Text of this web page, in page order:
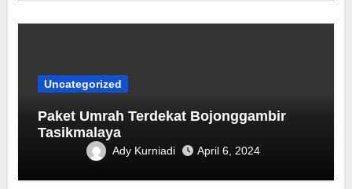
Uncategorized
Paket Umrah Terdekat ‎Bojonggambir
Tasikmalaya
Ady Kurniadi April 6, 2024